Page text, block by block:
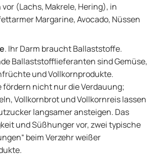
(Lachs, Makrele, Hering), in
Margarine, Avocado, Nüssen
. Ihr Darm braucht Ballaststoffe.
Ballaststofflieferanten sind Gemüse,
und Vollkornprodukte.
fördern nicht nur die Verdauung;
Vollkornbrot und Vollkornreis lassen
langsamer ansteigen. Das
und Süßhunger vor, zwei typische
beim Verzehr weißer